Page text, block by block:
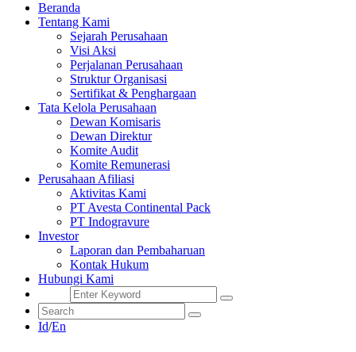
Beranda
Tentang Kami
Sejarah Perusahaan
Visi Aksi
Perjalanan Perusahaan
Struktur Organisasi
Sertifikat & Penghargaan
Tata Kelola Perusahaan
Dewan Komisaris
Dewan Direktur
Komite Audit
Komite Remunerasi
Perusahaan Afiliasi
Aktivitas Kami
PT Avesta Continental Pack
PT Indogravure
Investor
Laporan dan Pembaharuan
Kontak Hukum
Hubungi Kami
Id/En